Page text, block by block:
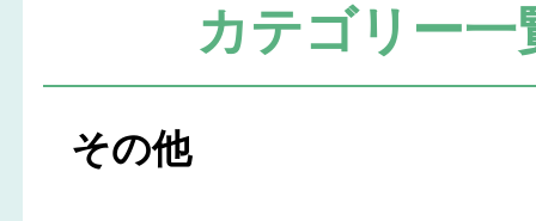
カテゴリー一
その他